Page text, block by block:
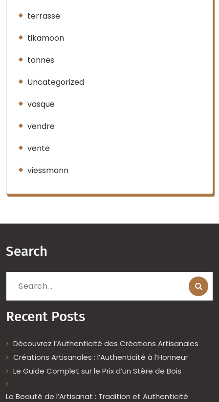
terrasse
tikamoon
tonnes
Uncategorized
vasque
vendre
vente
viessmann
Search
Search
Recent Posts
Découvrez l’Authenticité des Créations Artisanales
Créations Artisanales : l’Authenticité à l’Honneur
Le Guide Complet sur le Prix d’un Stère de Bois
La Beauté de l’Artisanat : Tradition et Authenticité